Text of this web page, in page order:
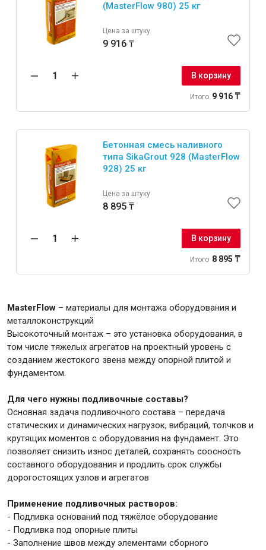
(MasterFlow 980) 25 кг
Цена за штуку
9 916 ₸
В корзину
Итого 9 916 ₸
Бетонная смесь наливного
типа SikaGrout 928 (MasterFlow
928) 25 кг
Цена за штуку
8 895 ₸
В корзину
Итого 8 895 ₸
MasterFlow – мате​​риалы для монтажа оборудования и
металлоконструкций
Высокото​чный монтаж – это установка оборудования, в
том числе тяжелых агрегатов на проектный уровень с
созданием жестокого звена между опорной плитой и
фундаментом.​
Для чего нужны подливочные составы?
Основная задача подливочного состава – передача
статических и динамических нагрузок, вибраций, толчков и
крутящих моментов с оборудования на фундамент. Это
позволяет снизить износ деталей, сохранять соосность
составного оборудования и продлить срок службы
дорогостоящих узлов и агрегатов
Применение подливочных растворов:
- Подливка оснований под тяжёлое оборудование
- Подливка под опорные плиты
- Заполнение швов между элементами сборного
Электро-оборудование
Инструменты
Малярный инструмент
Специализированный инструмент
Пистолеты для ремонта
Инструмент для штукатурно-отделочных работ
Крепежи
Анкеры
Монтажные ленты
Канаты, шнуры
Всё для дома и сада
Товары для бани и сауны
Оборудование для клининга и уборки